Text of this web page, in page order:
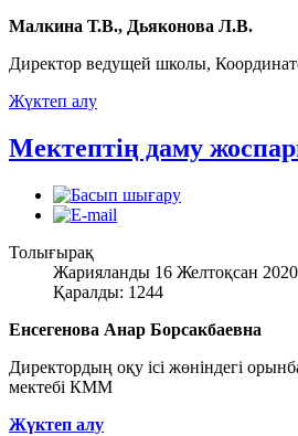
Малкина Т.В., Дьяконова Л.В.
Директор ведущей школы,
Жүктеп алу
Мектептің даму
Толығырақ
Жарияланды 16 Желтоқсан 2020
Қаралды: 1244
Енсегенова Анар Борсакбаевна
Директордың оқу ісі жөніндегі
мектебі КММ
Жүктеп алу